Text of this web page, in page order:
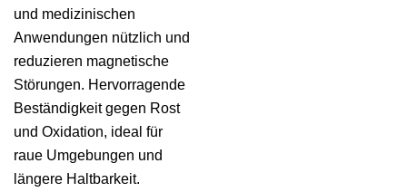
und medizinischen
Anwendungen nützlich und
reduzieren magnetische
Störungen. Hervorragende
Beständigkeit gegen Rost
und Oxidation, ideal für
raue Umgebungen und
längere Haltbarkeit.